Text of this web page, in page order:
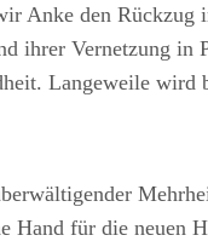
Anke den Rückzug
ihrer Vernetzung in
Langeweile
Hand für die neuen